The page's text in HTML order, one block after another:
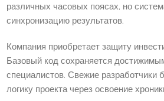
различных часовых поясах, но
синхронизацию результатов.
Компания приобретает защиту
Базовый код сохраняется
специалистов. Свежие разработчики
логику проекта через освоение